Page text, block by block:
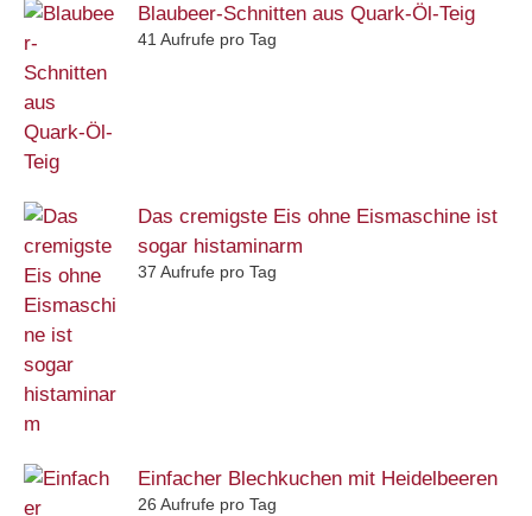
Blaubeer-Schnitten aus Quark-Öl-Teig
41 Aufrufe pro Tag
Das cremigste Eis ohne Eismaschine ist
sogar histaminarm
37 Aufrufe pro Tag
Einfacher Blechkuchen mit Heidelbeeren
26 Aufrufe pro Tag